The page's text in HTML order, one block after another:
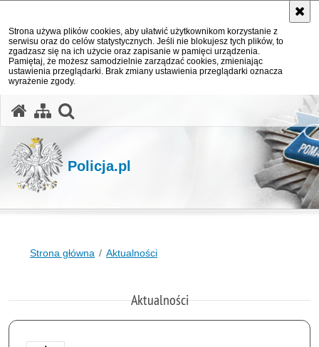
Strona używa plików cookies, aby ułatwić użytkownikom korzystanie z
serwisu oraz do celów statystycznych. Jeśli nie blokujesz tych plików, to
zgadzasz się na ich użycie oraz zapisanie w pamięci urządzenia.
Pamiętaj, że możesz samodzielnie zarządzać cookies, zmieniając
ustawienia przeglądarki. Brak zmiany ustawienia przeglądarki oznacza
wyrażenie zgody.
Policja.pl
Strona główna Aktualności
Aktualności